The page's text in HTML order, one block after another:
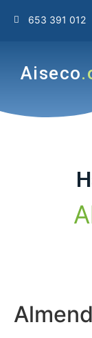
653 391 012
Aiseco
A